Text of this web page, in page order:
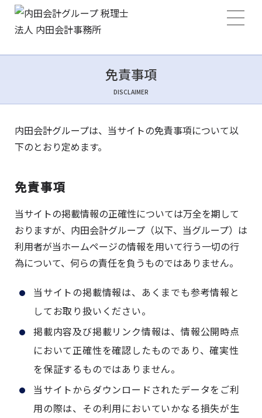
免責事項
DISCLAIMER
内田会計グループは、当サイトの免責事項について以
下のとおり定めます。
免責事項
当サイトの掲載情報の正確性については万全を期して
おりますが、内田会計グループ（以下、当グループ）は
利用者が当ホームページの情報を用いて行う一切の行
為について、何らの責任を負うものではありません。
当サイトの掲載情報は、あくまでも参考情報と
してお取り扱いください。
掲載内容及び掲載リンク情報は、情報公開時点
において正確性を確認したものであり、確実性
を保証するものではありません。
当サイトからダウンロードされたデータをご利
用の際は、その利用においていかなる損失が生